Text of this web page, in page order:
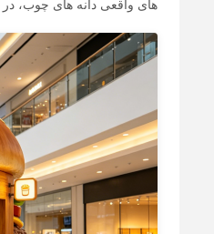
های واقعی دانه های چوب،